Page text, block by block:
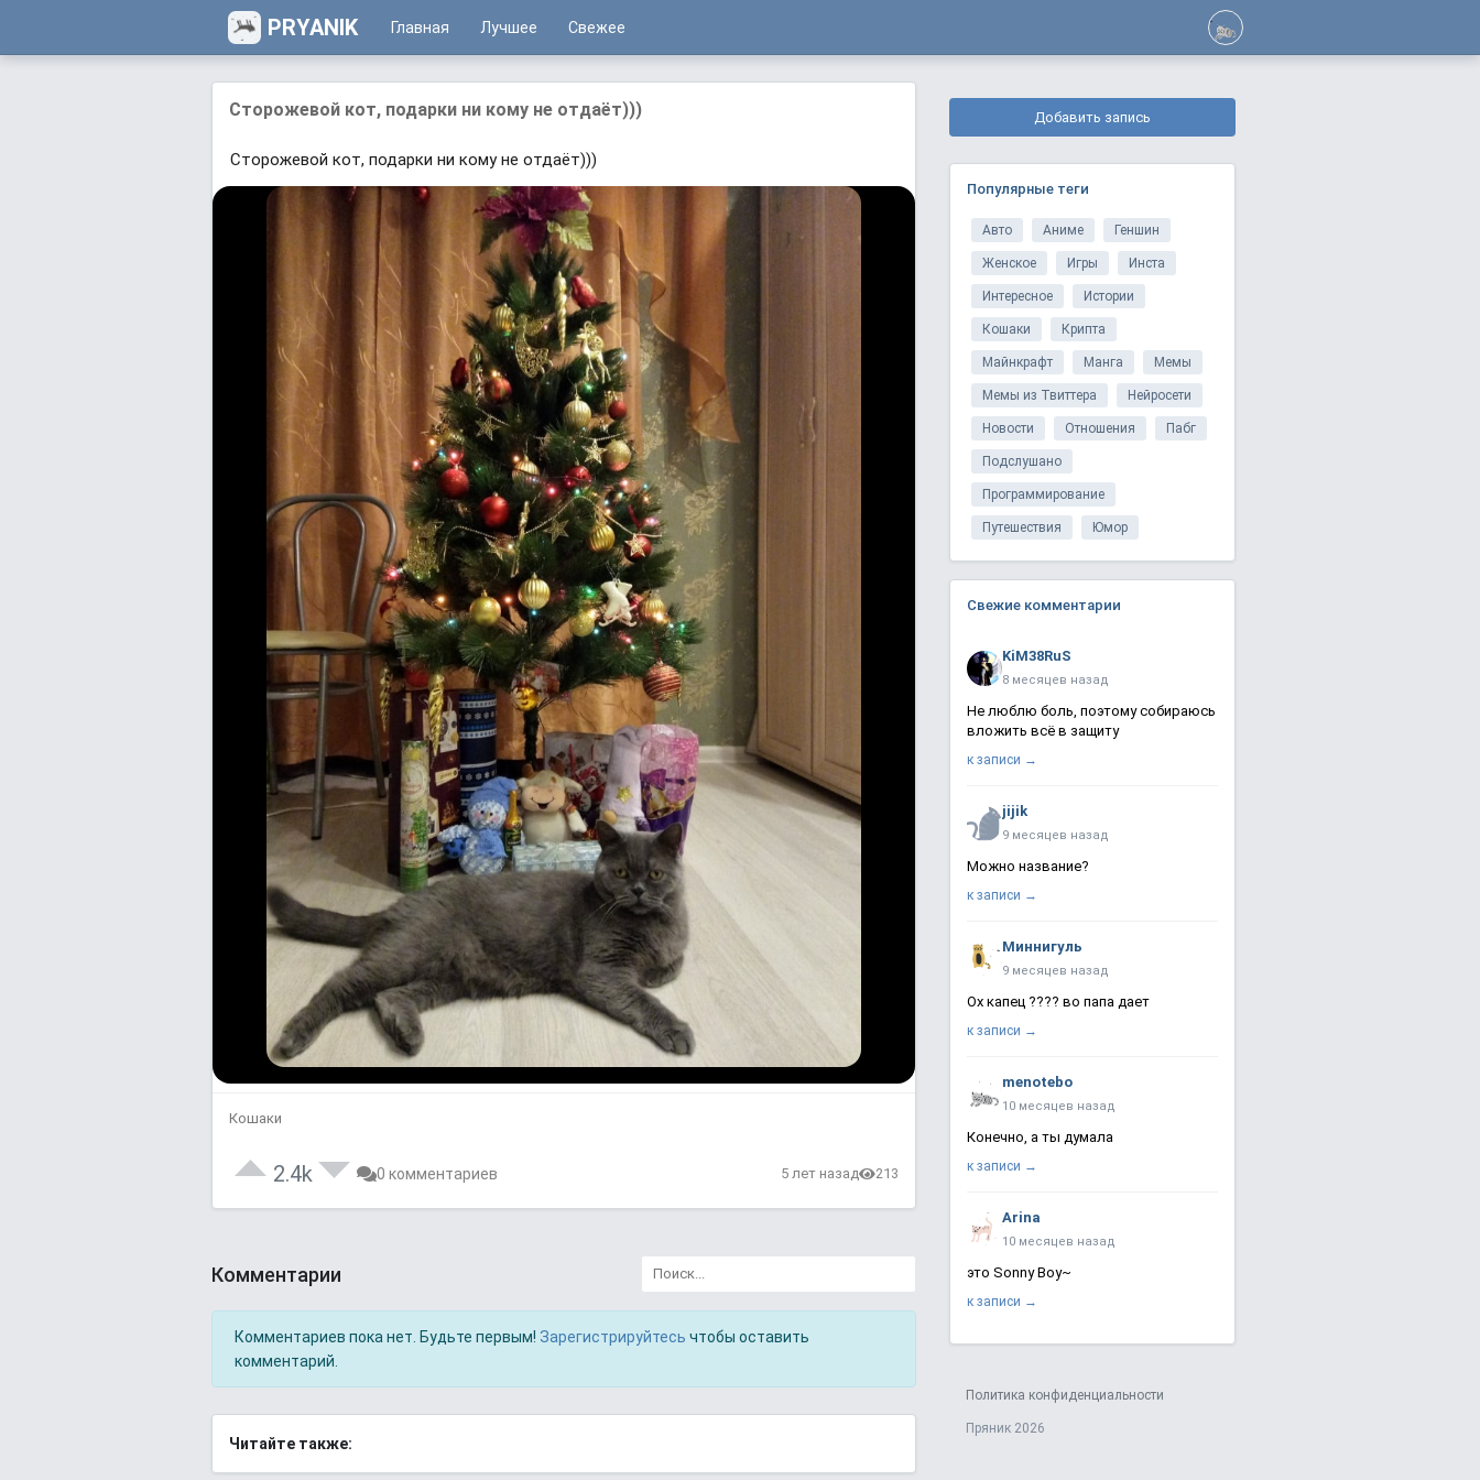
PRYANIK Главная Лучшее Свежее
Сторожевой кот, подарки ни кому не отдаёт)))
Сторожевой кот, подарки ни кому не отдаёт)))
Кошаки
2.4k 0 комментариев 5 лет назад 213
Комментарии
Комментариев пока нет. Будьте первым! Зарегистрируйтесь чтобы оставить
комментарий.
Читайте также:
Добавить запись
Популярные теги
Авто Аниме Геншин
Женское Игры Инста
Интересное Истории
Кошаки Крипта
Майнкрафт Манга Мемы
Мемы из Твиттера Нейросети
Новости Отношения Пабг
Подслушано
Программирование
Путешествия Юмор
Свежие комментарии
KiM38RuS
8 месяцев назад
Не люблю боль, поэтому собираюсь
вложить всё в защиту
к записи →
jijik
9 месяцев назад
Можно название?
к записи →
Миннигуль
9 месяцев назад
Ох капец ???? во папа дает
к записи →
menotebo
10 месяцев назад
Конечно, а ты думала
к записи →
Arina
10 месяцев назад
это Sonny Boy~
к записи →
Политика конфиденциальности
Пряник 2026